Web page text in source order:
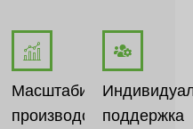
Масштабируемое
производствоподдержка